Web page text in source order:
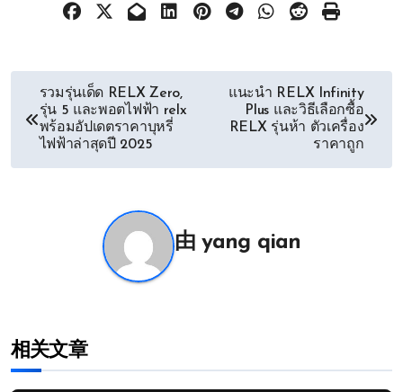
章
导
รวมรุ่นเด็ด RELX Zero,
รุ่น 5 และพอตไฟฟ้า relx
พร้อมอัปเดตราคาบุหรี่
ไฟฟ้าล่าสุดปี 2025
แนะนำ RELX Infinity
Plus และวิธีเลือกซื้อ
RELX รุ่นห้า ตัวเครื่อง
ราคาถูก
由yang qian
相关文章